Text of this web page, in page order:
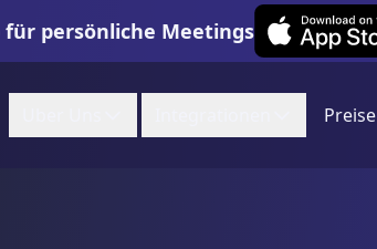
für persönliche Meetings
Leexi on iOS
Preise